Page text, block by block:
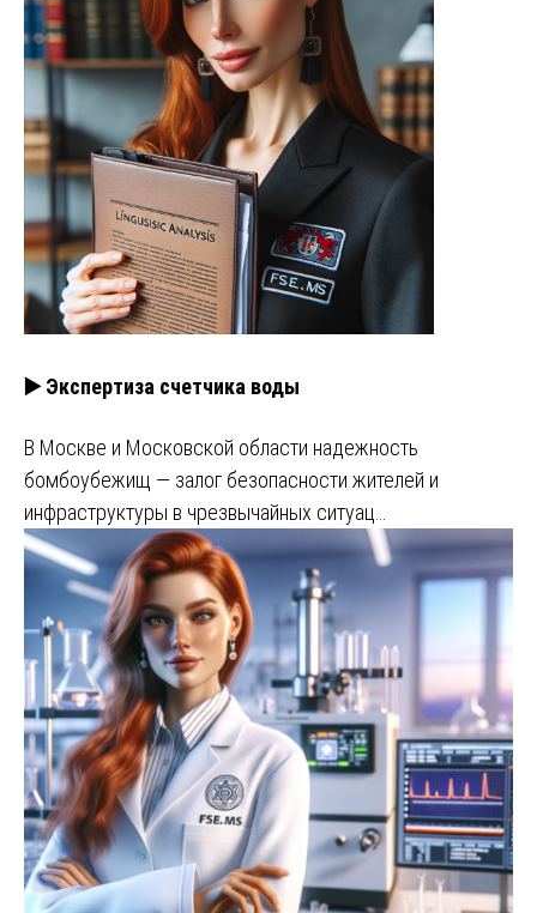
▶️ Экспертиза счетчика воды
В Москве и Московской области надежность
бомбоубежищ — залог безопасности жителей и
инфраструктуры в чрезвычайных ситуац…